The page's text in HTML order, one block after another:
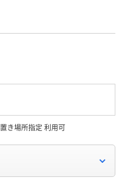
置き場所指定 利用可